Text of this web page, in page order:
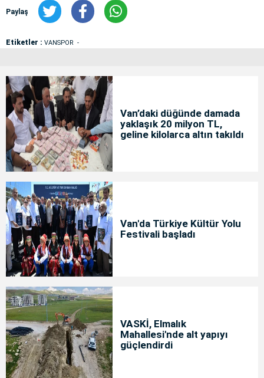
Paylaş
Etiketler : VANSPOR
Van’daki düğünde damada
yaklaşık 20 milyon TL,
geline kilolarca altın takıldı
Van'da Türkiye Kültür Yolu
Festivali başladı
VASKİ, Elmalık
Mahallesi'nde alt yapıyı
güçlendirdi